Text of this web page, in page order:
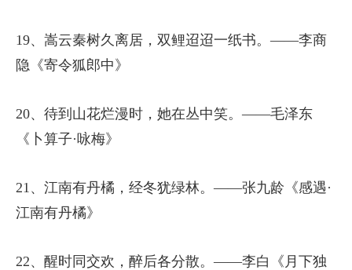
19、嵩云秦树久离居，双鲤迢迢一纸书。——李商
隐《寄令狐郎中》
20、待到山花烂漫时，她在丛中笑。——毛泽东
《卜算子·咏梅》
21、江南有丹橘，经冬犹绿林。——张九龄《感遇·
江南有丹橘》
22、醒时同交欢，醉后各分散。——李白《月下独